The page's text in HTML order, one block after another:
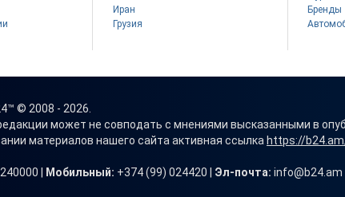
Иран
Грузия
Бренды
© 2008 - 2026.
может не совподать с мнениями высказанными в
материалов нашего сайта активная ссылка https://
| Мобильный: +374 (99) 024420 | Эл-почта: info@b24.am